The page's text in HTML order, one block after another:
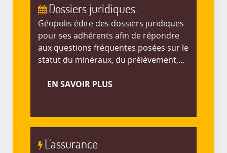
Dossiers juridiques
Géopolis édite des dossiers juridiques
pour ses adhérents afin de répondre
aux questions fréquentes posées sur le
statut du minéraux, du prélèvement,...
EN SAVOIR PLUS
L'assurance